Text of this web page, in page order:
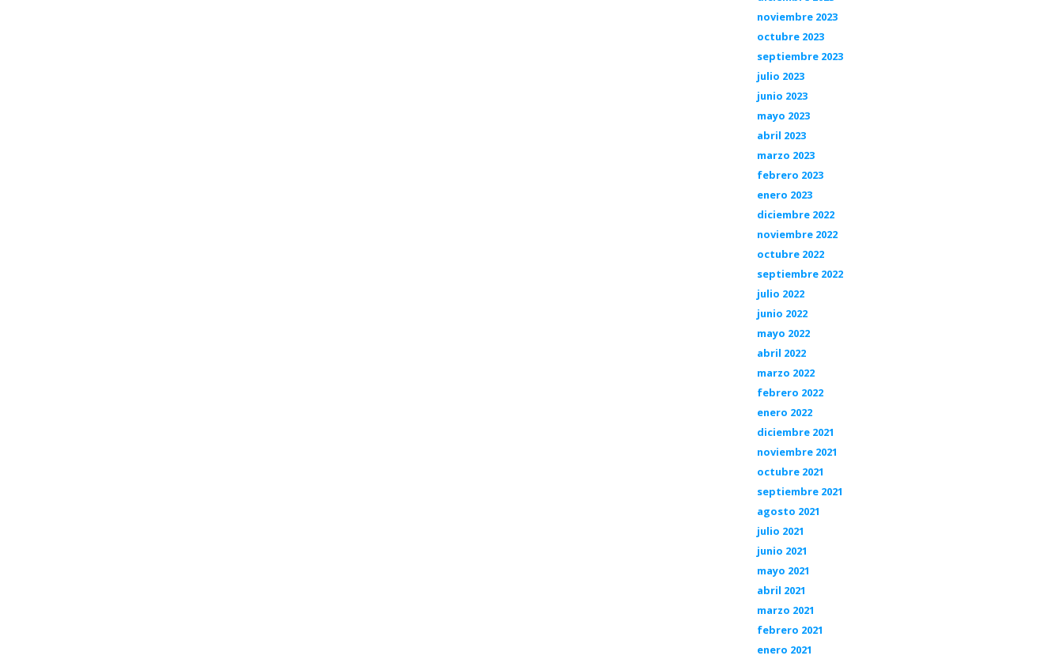
noviembre 2023
octubre 2023
septiembre 2023
julio 2023
junio 2023
mayo 2023
abril 2023
marzo 2023
febrero 2023
enero 2023
diciembre 2022
noviembre 2022
octubre 2022
septiembre 2022
julio 2022
junio 2022
mayo 2022
abril 2022
marzo 2022
febrero 2022
enero 2022
diciembre 2021
noviembre 2021
octubre 2021
septiembre 2021
agosto 2021
julio 2021
junio 2021
mayo 2021
abril 2021
marzo 2021
febrero 2021
enero 2021